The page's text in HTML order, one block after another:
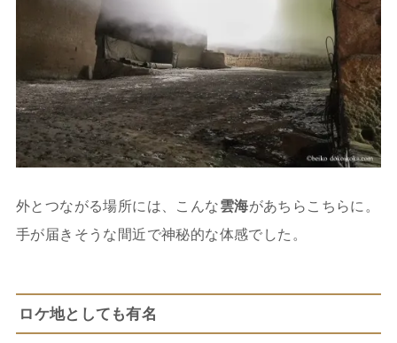
外とつながる場所には、こんな雲海があちらこちらに。
手が届きそうな間近で神秘的な体感でした。
ロケ地としても有名